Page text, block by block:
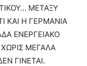
ΜΕΤΑΞΥ
ΚΑΙ Η ΓΕΡΜΑΝΙΑ
ΕΝΕΡΓΕΙΑΚΟ
ΧΩΡΙΣ ΜΕΓΑΛΑ
ΓΙΝΕΤΑΙ.